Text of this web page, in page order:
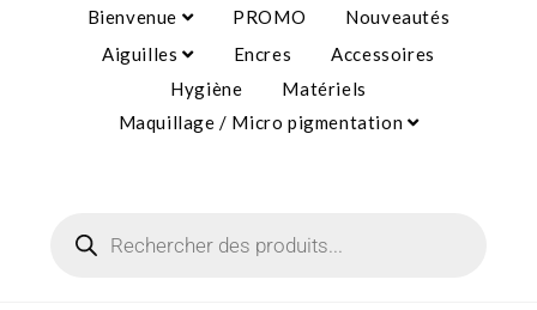
Bienvenue PROMO
Nouveautés
Aiguilles
Encres
Accessoires
Hygiène
Matériels
Maquillage / Micro pigmentation